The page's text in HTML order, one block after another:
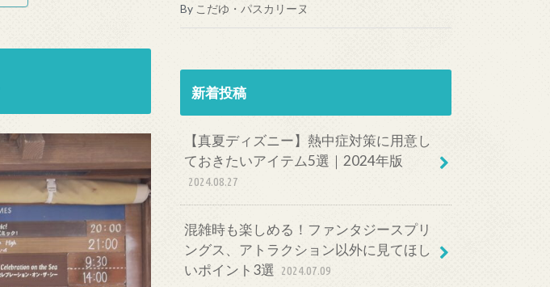
By こだゆ・パスカリーヌ
新着投稿
【真夏ディズニー】熱中症対策に用意し
ておきたいアイテム5選｜2024年版
2024.08.27
混雑時も楽しめる！ファンタジースプリ
ングス、アトラクション以外に見てほし
いポイント3選
2024.07.09